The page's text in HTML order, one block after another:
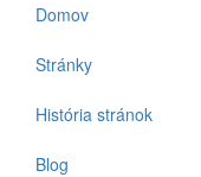
Domov
Stránky
História stránok
Blog